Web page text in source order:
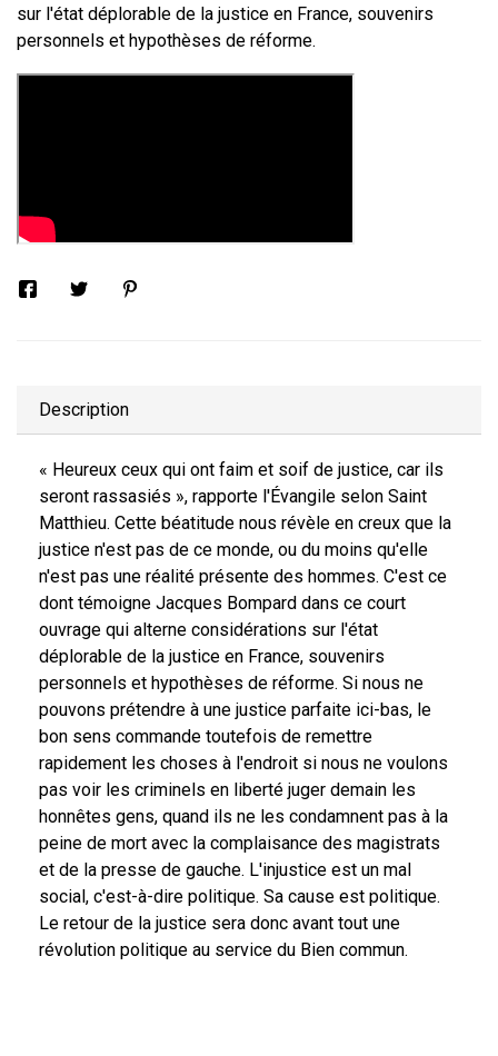
sur l'état déplorable de la justice en France, souvenirs
personnels et hypothèses de réforme.
Description
« Heureux ceux qui ont faim et soif de justice, car ils
seront rassasiés », rapporte l'Évangile selon Saint
Matthieu. Cette béatitude nous révèle en creux que la
justice n'est pas de ce monde, ou du moins qu'elle
n'est pas une réalité présente des hommes. C'est ce
dont témoigne Jacques Bompard dans ce court
ouvrage qui alterne considérations sur l'état
déplorable de la justice en France, souvenirs
personnels et hypothèses de réforme. Si nous ne
pouvons prétendre à une justice parfaite ici-bas, le
bon sens commande toutefois de remettre
rapidement les choses à l'endroit si nous ne voulons
pas voir les criminels en liberté juger demain les
honnêtes gens, quand ils ne les condamnent pas à la
peine de mort avec la complaisance des magistrats
et de la presse de gauche. L'injustice est un mal
social, c'est-à-dire politique. Sa cause est politique.
Le retour de la justice sera donc avant tout une
révolution politique au service du Bien commun.